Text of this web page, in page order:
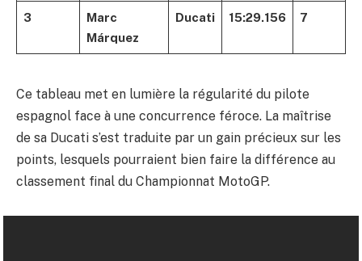
3
Marc
Márquez
Ducati 15:29.156 7
Ce tableau met en lumière la régularité du pilote
espagnol face à une concurrence féroce. La maîtrise
de sa Ducati s’est traduite par un gain précieux sur les
points, lesquels pourraient bien faire la différence au
classement final du Championnat MotoGP.